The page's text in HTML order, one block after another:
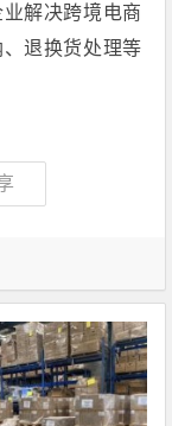
解决跨境电商
退换货处理等